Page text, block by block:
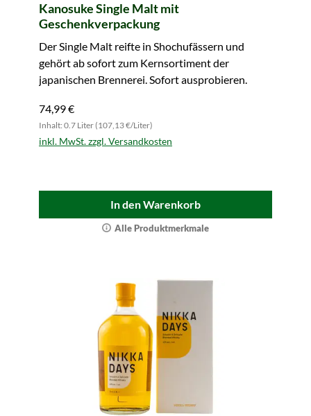
Kanosuke Single Malt mit
Geschenkverpackung
Der Single Malt reifte in Shochufässern und
gehört ab sofort zum Kernsortiment der
japanischen Brennerei. Sofort ausprobieren.
74,99 €
Inhalt: 0.7 Liter (107,13 €/Liter)
inkl. MwSt. zzgl. Versandkosten
In den Warenkorb
Alle Produktmerkmale